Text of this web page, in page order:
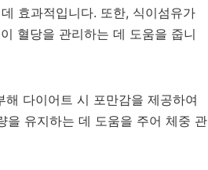
효과적입니다. 또한, 식이섬유가
혈당을 관리하는 데 도움을 줍니
다이어트 시 포만감을 제공하여
을 유지하는 데 도움을 주어 체중 관